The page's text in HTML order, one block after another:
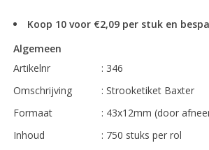
Koop 10 voor €2,09 per stuk en
Algemeen
Artikelnr
: 346
Omschrijving
: Strooketiket Baxter
Formaat
: 43x12mm (door
Inhoud
: 750 stuks per rol